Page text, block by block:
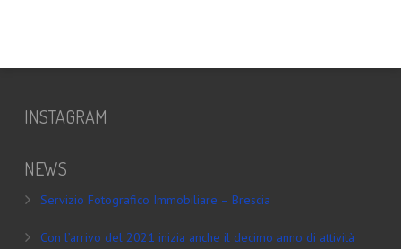
INSTAGRAM
NEWS
Servizio Fotografico Immobiliare – Brescia
Con l’arrivo del 2021 inizia anche il decimo anno di attività